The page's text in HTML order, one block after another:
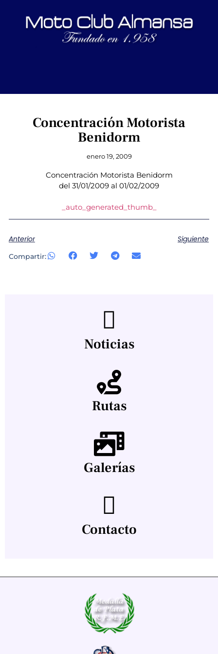
Concentración Motorista
Benidorm
enero 19, 2009
Concentración Motorista Benidorm
del 31/01/2009 al 01/02/2009
_auto_generated_thumb_
Anterior Siguiente
Compartir:
Noticias
Rutas
Galerías
Contacto